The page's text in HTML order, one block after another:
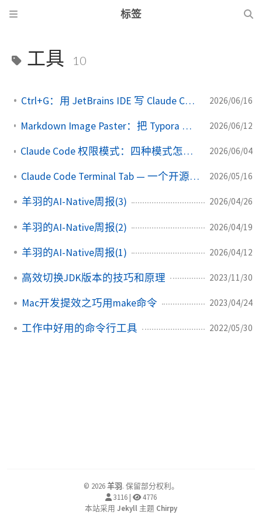
标签
工具 10
Ctrl+G：用 JetBrains IDE 写 Claude Code 长提示词 2026/06/16
Markdown Image Paster：把 Typora 的图片粘贴体验搬回 JetBrains IDE 2026/06/12
Claude Code 权限模式：四种模式怎么选、bypass 怎么解锁 2026/06/04
Claude Code Terminal Tab — 一个开源小工具 2026/05/16
羊羽的AI-Native周报(3) 2026/04/26
羊羽的AI-Native周报(2) 2026/04/19
羊羽的AI-Native周报(1) 2026/04/12
高效切换JDK版本的技巧和原理 2023/11/30
Mac开发提效之巧用make命令 2023/04/24
工作中好用的命令行工具 2022/05/30
© 2026 羊羽. 保留部分权利。
3116 |
4776
本站采用 Jekyll 主题 Chirpy